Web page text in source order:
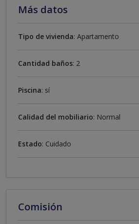
Más datos
Tipo de vivienda: Apartamento
Cantidad baños: 2
Piscina: sí
Calidad del mobiliario: Normal
Estado: Cuidado
Comisión